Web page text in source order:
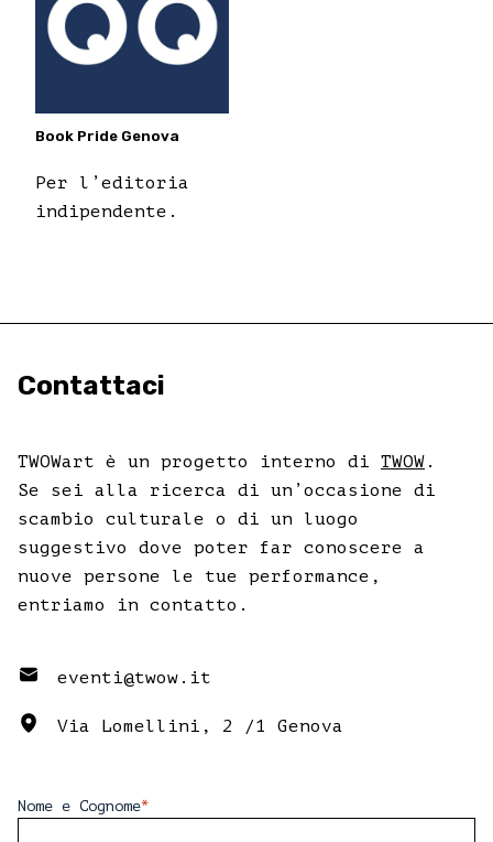
Book Pride Genova
Per l’editoria
indipendente.
Contattaci
TWOWart è un progetto interno di TWOW .
Se sei alla ricerca di un’occasione di
scambio culturale o di un luogo
suggestivo dove poter far conoscere a
nuove persone le tue performance,
entriamo in contatto.
eventi@twow.it
Via Lomellini, 2 /1 Genova
Nome e Cognome*